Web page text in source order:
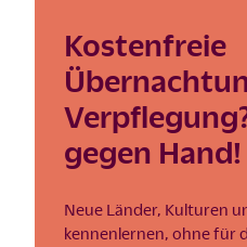
Kostenfreie
gegen Hand!
Neue Länder, Kulturen
kennenlernen, ohne für